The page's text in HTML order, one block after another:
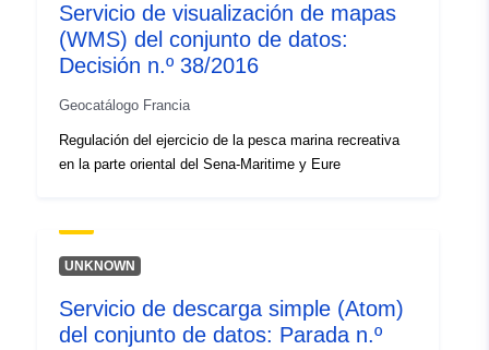
Servicio de visualización de mapas
(WMS) del conjunto de datos:
Decisión n.º 38/2016
Geocatálogo Francia
Regulación del ejercicio de la pesca marina recreativa
en la parte oriental del Sena-Maritime y Eure
UNKNOWN
Servicio de descarga simple (Atom)
del conjunto de datos: Parada n.º